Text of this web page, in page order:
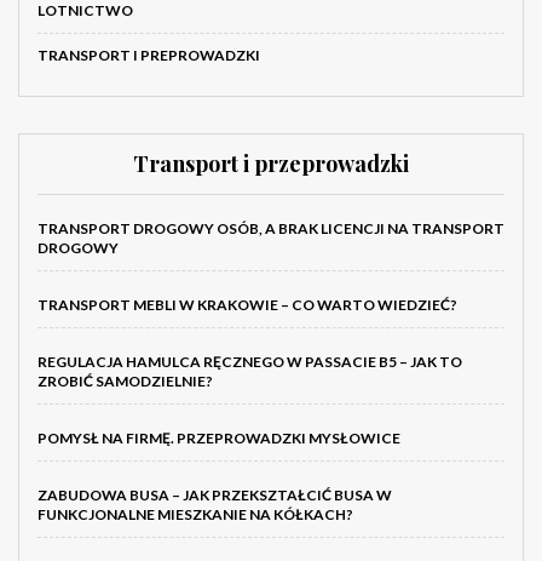
LOTNICTWO
TRANSPORT I PREPROWADZKI
Transport i przeprowadzki
TRANSPORT DROGOWY OSÓB, A BRAK LICENCJI NA TRANSPORT
DROGOWY
TRANSPORT MEBLI W KRAKOWIE – CO WARTO WIEDZIEĆ?
REGULACJA HAMULCA RĘCZNEGO W PASSACIE B5 – JAK TO
ZROBIĆ SAMODZIELNIE?
POMYSŁ NA FIRMĘ. PRZEPROWADZKI MYSŁOWICE
ZABUDOWA BUSA – JAK PRZEKSZTAŁCIĆ BUSA W
FUNKCJONALNE MIESZKANIE NA KÓŁKACH?